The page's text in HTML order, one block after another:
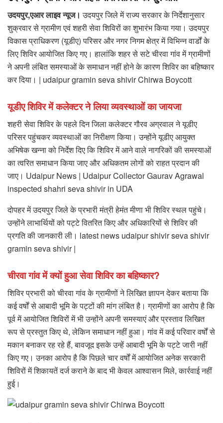
उदयपुर,एआर लाइव न्यूज। उदयपुर जिले में राज्य सरकार के निर्देशानुसार
शुक्रवार से ग्रामीण एवं शहरी सेवा शिविरों का शुभारंभ किया गया। उदयपुर
विकास प्राधिकरण (यूडीए) परिसर और नगर निगम क्षेत्र में विभिन्न वार्डों के
लिए शिविर आयोजित किए गए। हालांकि शहर से सटे चीरवा गांव में ग्रामीणों
ने अपनी लंबित समस्याओं के समाधान नहीं होने के कारण शिविर का बहिष्कार
कर दिया। | udaipur gramin seva shivir Chirwa Boycott
यूडीए शिविर में कलेक्टर ने लिया व्यवस्थाओं का जायजा
शहरी सेवा शिविर के पहले दिन जिला कलेक्टर गौरव अग्रवाल ने यूडीए
परिसर पहुंचकर व्यवस्थाओं का निरीक्षण किया। उन्होंने यूडीए आयुक्त
अभिषेक खन्ना को निर्देश दिए कि शिविर में आने वाले नागरिकों की समस्याओं
का त्वरित समाधान किया जाए और अधिकतम लोगों को राहत प्रदान की
जाए। Udaipur News | Udaipur Collector Gaurav Agrawal
inspected shahri seva shivir in UDA
दोपहर में उदयपुर जिले के प्रभारी मंत्री हेमंत मीणा भी शिविर स्थल पहुंचे।
उन्होंने लाभार्थियों को पट्टे वितरित किए और अधिकारियों से शिविर की
प्रगति की जानकारी ली। latest news udaipur shivir seva shivir
gramin seva shivir |
चीरवा गांव में क्यों हुआ सेवा शिविर का बहिष्कार?
शिविर प्रभारी को चीरवा गांव के ग्रामीणों ने लिखित ज्ञापन देकर बताया कि
कई वर्षों से आबादी भूमि के पट्टों की मांग लंबित है। ग्रामीणों का आरोप है कि
पूर्व में आयोजित शिविरों में भी उन्होंने अपनी समस्याएं और प्रस्ताव लिखित
रूप से प्रस्तुत किए थे, लेकिन समाधान नहीं हुआ। गांव में कई परिवार वर्षों से
मकान बनाकर रह रहे हैं, बावजूद इसके उन्हें आबादी भूमि के पट्टे जारी नहीं
किए गए। उनका आरोप है कि पिछले चार वर्षों में आयोजित अनेक सरकारी
शिविरों में शिकायतें दर्ज कराने के बाद भी केवल आश्वासन मिले, कार्रवाई नहीं
हुई।